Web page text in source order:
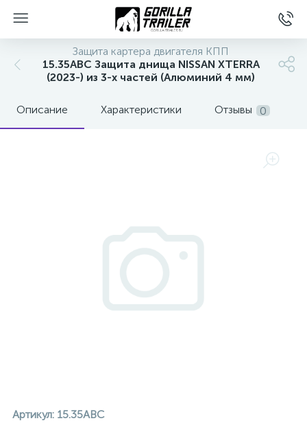
Защита картера двигателя КПП
15.35ABC Защита днища NISSAN XTERRA
(2023-) из 3-х частей (Алюминий 4 мм)
Описание Характеристики Отзывы 0
Артикул: 15.35ABC